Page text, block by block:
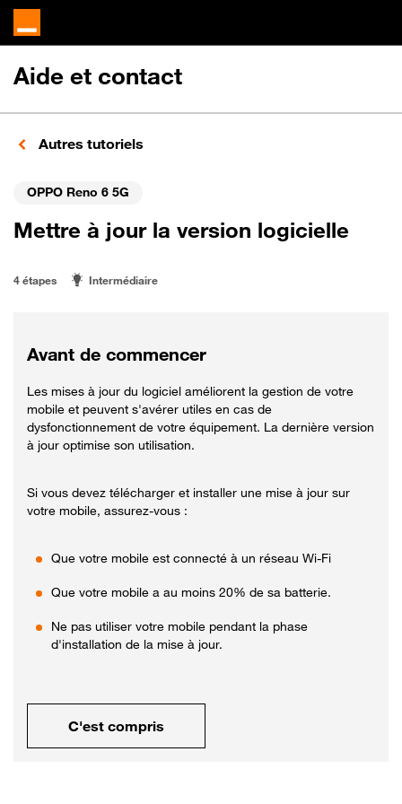
Aide et contact
Autres tutoriels
OPPO Reno 6 5G
Mettre à jour la version logicielle
4 étapes Intermédiaire
Avant de commencer
Les mises à jour du logiciel améliorent la gestion de votre
mobile et peuvent s'avérer utiles en cas de
dysfonctionnement de votre équipement. La dernière version
à jour optimise son utilisation.
Si vous devez télécharger et installer une mise à jour sur
votre mobile, assurez-vous :
Que votre mobile est connecté à un réseau Wi-Fi
Que votre mobile a au moins 20% de sa batterie.
Ne pas utiliser votre mobile pendant la phase
d'installation de la mise à jour.
C'est compris